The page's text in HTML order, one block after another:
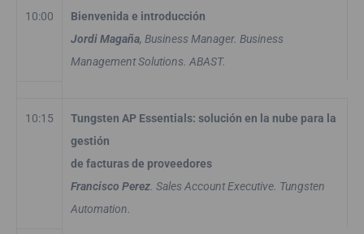
10:00
Bienvenida e introducción
Jordi Magaña, Business Manager. Business
Management Solutions. ABAST.
10:15
Tungsten AP Essentials: solución en la nube para la
gestión
de facturas de proveedores
Francisco Perez . Sales Account Executive. Tungsten
Automation.